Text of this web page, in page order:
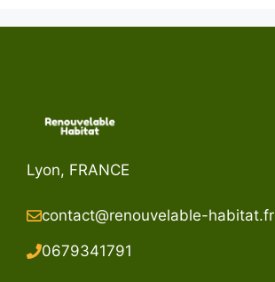
Lyon, FRANCE
contact@renouvelable-habitat.fr
0679341791